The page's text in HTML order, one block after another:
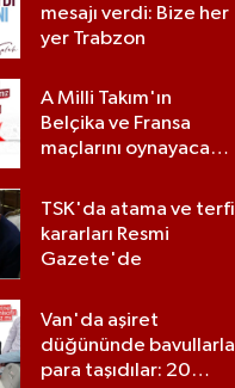
mesajı verdi: Bize her
yer Trabzon
A Milli Takım'ın
Belçika ve Fransa
maçlarını oynayacağı
TSK'da atama ve terfi
kararları Resmi
Gazete'de
Van'da aşiret
düğününde bavullarla
para taşıdılar: 20